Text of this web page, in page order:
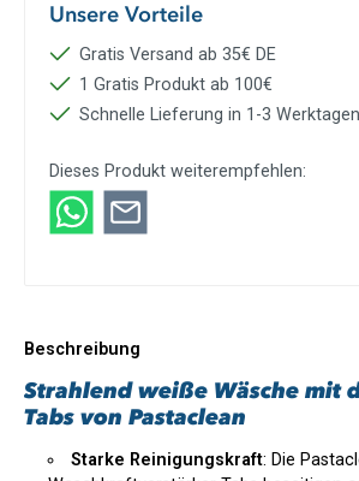
Unsere Vorteile
Gratis Versand ab 35€ DE
1 Gratis Produkt ab 100€
Schnelle Lieferung in 1-3 Werktagen
Dieses Produkt weiterempfehlen:
Beschreibung
Strahlend weiße Wäsche mit
Tabs von Pastaclean
Starke Reinigungskraft: Die